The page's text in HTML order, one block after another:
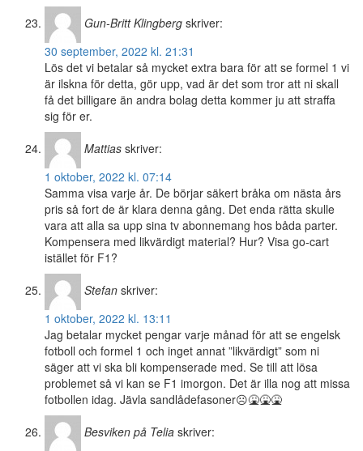
Gun-Britt Klingberg skriver:
30 september, 2022 kl. 21:31
Lös det vi betalar så mycket extra bara för att se formel 1 vi
är ilskna för detta, gör upp, vad är det som tror att ni skall
få det billigare än andra bolag detta kommer ju att straffa
sig för er.
Mattias skriver:
1 oktober, 2022 kl. 07:14
Samma visa varje år. De börjar säkert bråka om nästa års
pris så fort de är klara denna gång. Det enda rätta skulle
vara att alla sa upp sina tv abonnemang hos båda parter.
Kompensera med likvärdigt material? Hur? Visa go-cart
istället för F1?
Stefan skriver:
1 oktober, 2022 kl. 13:11
Jag betalar mycket pengar varje månad för att se engelsk
fotboll och formel 1 och inget annat ”likvärdigt” som ni
säger att vi ska bli kompenserade med. Se till att lösa
problemet så vi kan se F1 imorgon. Det är illa nog att missa
fotbollen idag. Jävla sandlådefasoner☹️🤮🤮🤮
Besviken på Telia skriver: